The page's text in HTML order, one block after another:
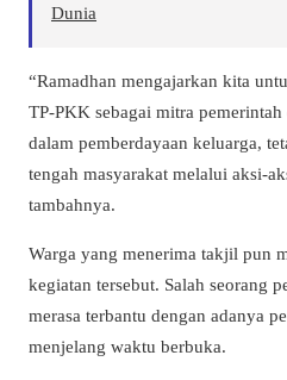
Dunia
“Ramadhan mengajarkan kita
TP-PKK sebagai mitra
dalam pemberdayaan keluarga,
tengah masyarakat melalui aksi-
tambahnya.
Warga yang menerima takjil pun
kegiatan tersebut. Salah seorang
merasa terbantu dengan adanya
menjelang waktu berbuka.